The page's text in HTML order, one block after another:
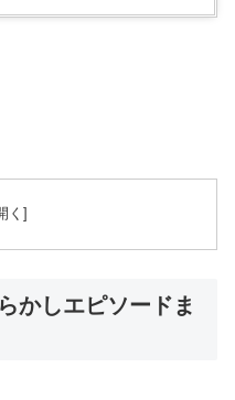
かしエピソードま